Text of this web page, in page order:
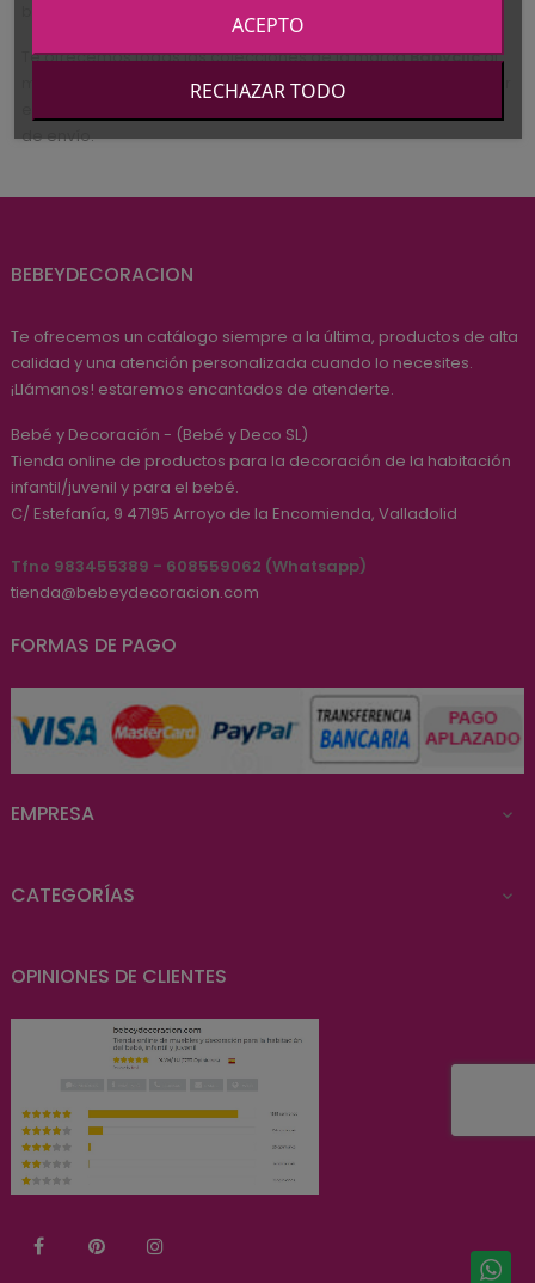
Te ofrecemos todas las colecciones de lamarcaBabyclical
mejor precio. Haz tu compra y en unos días la puedes disfrutar
de envío.
BEBEYDECORACION
Te ofrecemos un catálogo siempre a la última, productos de alta
calidad y una atención personalizada cuando lo necesites.
¡Llámanos! estaremos encantados de atenderte.
Bebé y Decoración - (Bebé y Deco SL)
Tienda online de productos para la decoración de la habitación
infantil/juvenil y para el bebé.
C/ Estefanía, 9 47195 Arroyo de la Encomienda, Valladolid
Tfno 983455389 - 608559062 (Whatsapp)
tienda@bebeydecoracion.com
FORMAS DE PAGO
EMPRESA 
CATEGORÍAS 
OPINIONES DE CLIENTES
FacebookPinterest
RECHAZAR TODO
ACEPTO